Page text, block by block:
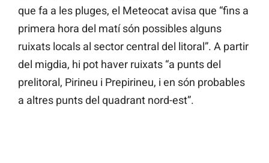
que fa a les pluges, el Meteocat avisa que “fins a
primera hora del matí són possibles alguns
ruixats locals al sector central del litoral”. A partir
del migdia, hi pot haver ruixats “a punts del
prelitoral, Pirineu i Prepirineu, i en són probables
a altres punts del quadrant nord-est”.